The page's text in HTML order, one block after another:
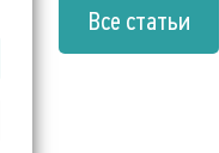
Все статьи